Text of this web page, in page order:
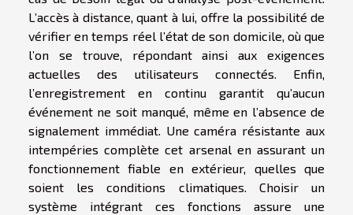
L’accès à distance, quant à lui, offre la possibilité de
vérifier en temps réel l’état de son domicile, où que
l’on se trouve, répondant ainsi aux exigences
actuelles des utilisateurs connectés. Enfin,
l’enregistrement en continu garantit qu’aucun
événement ne soit manqué, même en l’absence de
signalement immédiat. Une caméra résistante aux
intempéries complète cet arsenal en assurant un
fonctionnement fiable en extérieur, quelles que
soient les conditions climatiques. Choisir un
système intégrant ces fonctions assure une